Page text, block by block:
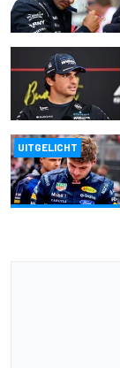
UITGELICHT